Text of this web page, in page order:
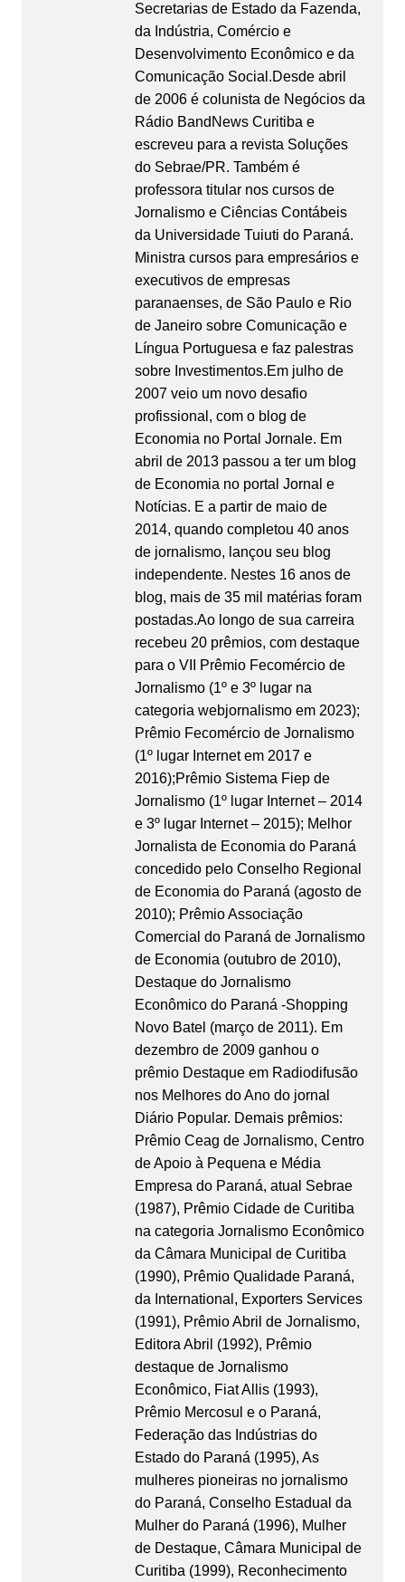
Secretarias de Estado da Fazenda,
da Indústria, Comércio e
Desenvolvimento Econômico e da
Comunicação Social.Desde abril
de 2006 é colunista de Negócios da
Rádio BandNews Curitiba e
escreveu para a revista Soluções
do Sebrae/PR. Também é
professora titular nos cursos de
Jornalismo e Ciências Contábeis
da Universidade Tuiuti do Paraná.
Ministra cursos para empresários e
executivos de empresas
paranaenses, de São Paulo e Rio
de Janeiro sobre Comunicação e
Língua Portuguesa e faz palestras
sobre Investimentos.Em julho de
2007 veio um novo desafio
profissional, com o blog de
Economia no Portal Jornale. Em
abril de 2013 passou a ter um blog
de Economia no portal Jornal e
Notícias. E a partir de maio de
2014, quando completou 40 anos
de jornalismo, lançou seu blog
independente. Nestes 16 anos de
blog, mais de 35 mil matérias foram
postadas.Ao longo de sua carreira
recebeu 20 prêmios, com destaque
para o VII Prêmio Fecomércio de
Jornalismo (1º e 3º lugar na
categoria webjornalismo em 2023);
Prêmio Fecomércio de Jornalismo
(1º lugar Internet em 2017 e
2016);Prêmio Sistema Fiep de
Jornalismo (1º lugar Internet – 2014
e 3º lugar Internet – 2015); Melhor
Jornalista de Economia do Paraná
concedido pelo Conselho Regional
de Economia do Paraná (agosto de
2010); Prêmio Associação
Comercial do Paraná de Jornalismo
de Economia (outubro de 2010),
Destaque do Jornalismo
Econômico do Paraná -Shopping
Novo Batel (março de 2011). Em
dezembro de 2009 ganhou o
prêmio Destaque em Radiodifusão
nos Melhores do Ano do jornal
Diário Popular. Demais prêmios:
Prêmio Ceag de Jornalismo, Centro
de Apoio à Pequena e Média
Empresa do Paraná, atual Sebrae
(1987), Prêmio Cidade de Curitiba
na categoria Jornalismo Econômico
da Câmara Municipal de Curitiba
(1990), Prêmio Qualidade Paraná,
da International, Exporters Services
(1991), Prêmio Abril de Jornalismo,
Editora Abril (1992), Prêmio
destaque de Jornalismo
Econômico, Fiat Allis (1993),
Prêmio Mercosul e o Paraná,
Federação das Indústrias do
Estado do Paraná (1995), As
mulheres pioneiras no jornalismo
do Paraná, Conselho Estadual da
Mulher do Paraná (1996), Mulher
de Destaque, Câmara Municipal de
Curitiba (1999), Reconhecimento